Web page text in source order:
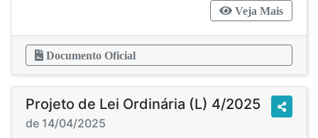
Veja Mais
Documento Oficial
Projeto de Lei Ordinária (L) 4/2025
de 14/04/2025